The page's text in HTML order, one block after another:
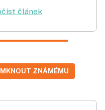
článek
ZNÁMÉMU